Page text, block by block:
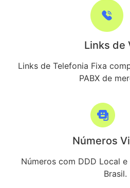
Links de
Links de Telefonia Fixa
PABX de
Números
Números com DDD Local
Brasil.